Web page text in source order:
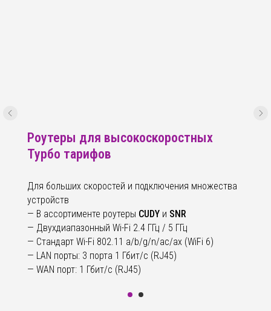
Роутеры для высокоскоростных
Турбо тарифов
Для больших скоростей и подключения множества
устройств
— В ассортименте роутеры CUDY и SNR
— Двухдиапазонный Wi-Fi 2.4 ГГц / 5 ГГц
— Стандарт Wi-Fi 802.11 a/b/g/n/ac/ax (WiFi 6)
— LAN порты: 3 порта 1 Гбит/с (RJ45)
— WAN порт: 1 Гбит/с (RJ45)